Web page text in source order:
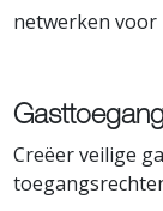
netwerken voor
Creëer veilige